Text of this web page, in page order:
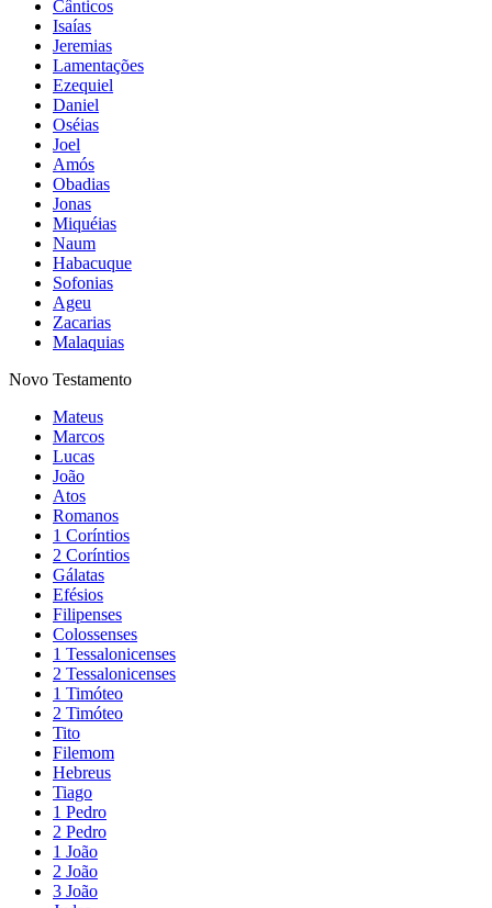
Cânticos
Isaías
Jeremias
Lamentações
Ezequiel
Daniel
Oséias
Joel
Amós
Obadias
Jonas
Miquéias
Naum
Habacuque
Sofonias
Ageu
Zacarias
Malaquias
Novo Testamento
Mateus
Marcos
Lucas
João
Atos
Romanos
1 Coríntios
2 Coríntios
Gálatas
Efésios
Filipenses
Colossenses
1 Tessalonicenses
2 Tessalonicenses
1 Timóteo
2 Timóteo
Tito
Filemom
Hebreus
Tiago
1 Pedro
2 Pedro
1 João
2 João
3 João